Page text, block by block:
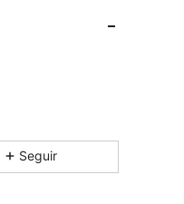
Seguir